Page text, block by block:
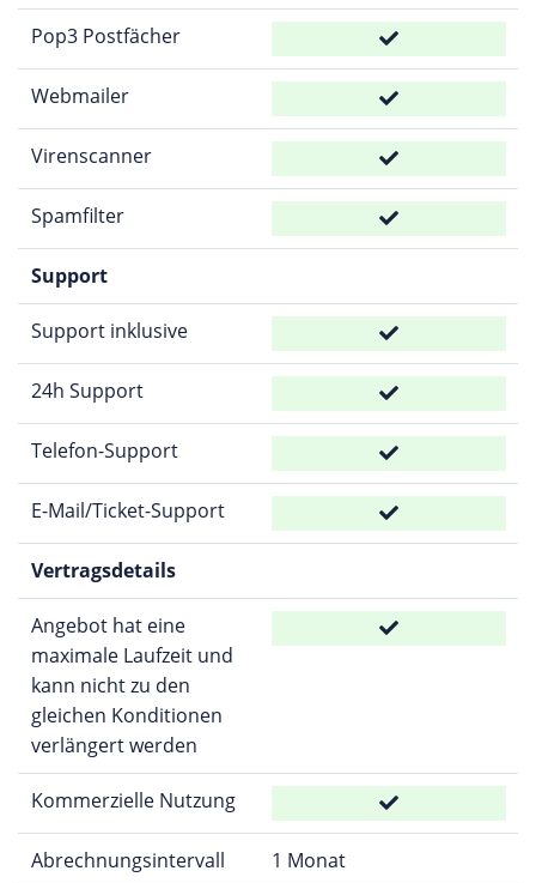
Pop3 Postfächer
Webmailer
Virenscanner
Spamfilter
Support
Support inklusive
24h Support
Telefon-Support
E-Mail/Ticket-Support
Vertragsdetails
Angebot hat eine
maximale Laufzeit und
kann nicht zu den
gleichen Konditionen
verlängert werden
Kommerzielle Nutzung
Abrechnungsintervall 1 Monat